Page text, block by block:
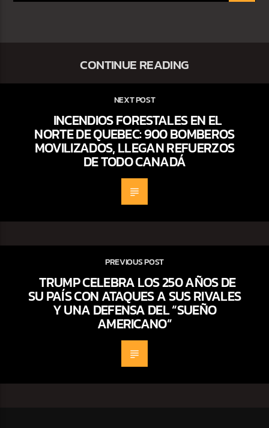
CONTINUE READING
NEXT POST
INCENDIOS FORESTALES EN EL
NORTE DE QUEBEC: 900 BOMBEROS
MOVILIZADOS, LLEGAN REFUERZOS
DE TODO CANADÁ
PREVIOUS POST
TRUMP CELEBRA LOS 250 AÑOS DE
SU PAÍS CON ATAQUES A SUS RIVALES
Y UNA DEFENSA DEL “SUEÑO
AMERICANO”